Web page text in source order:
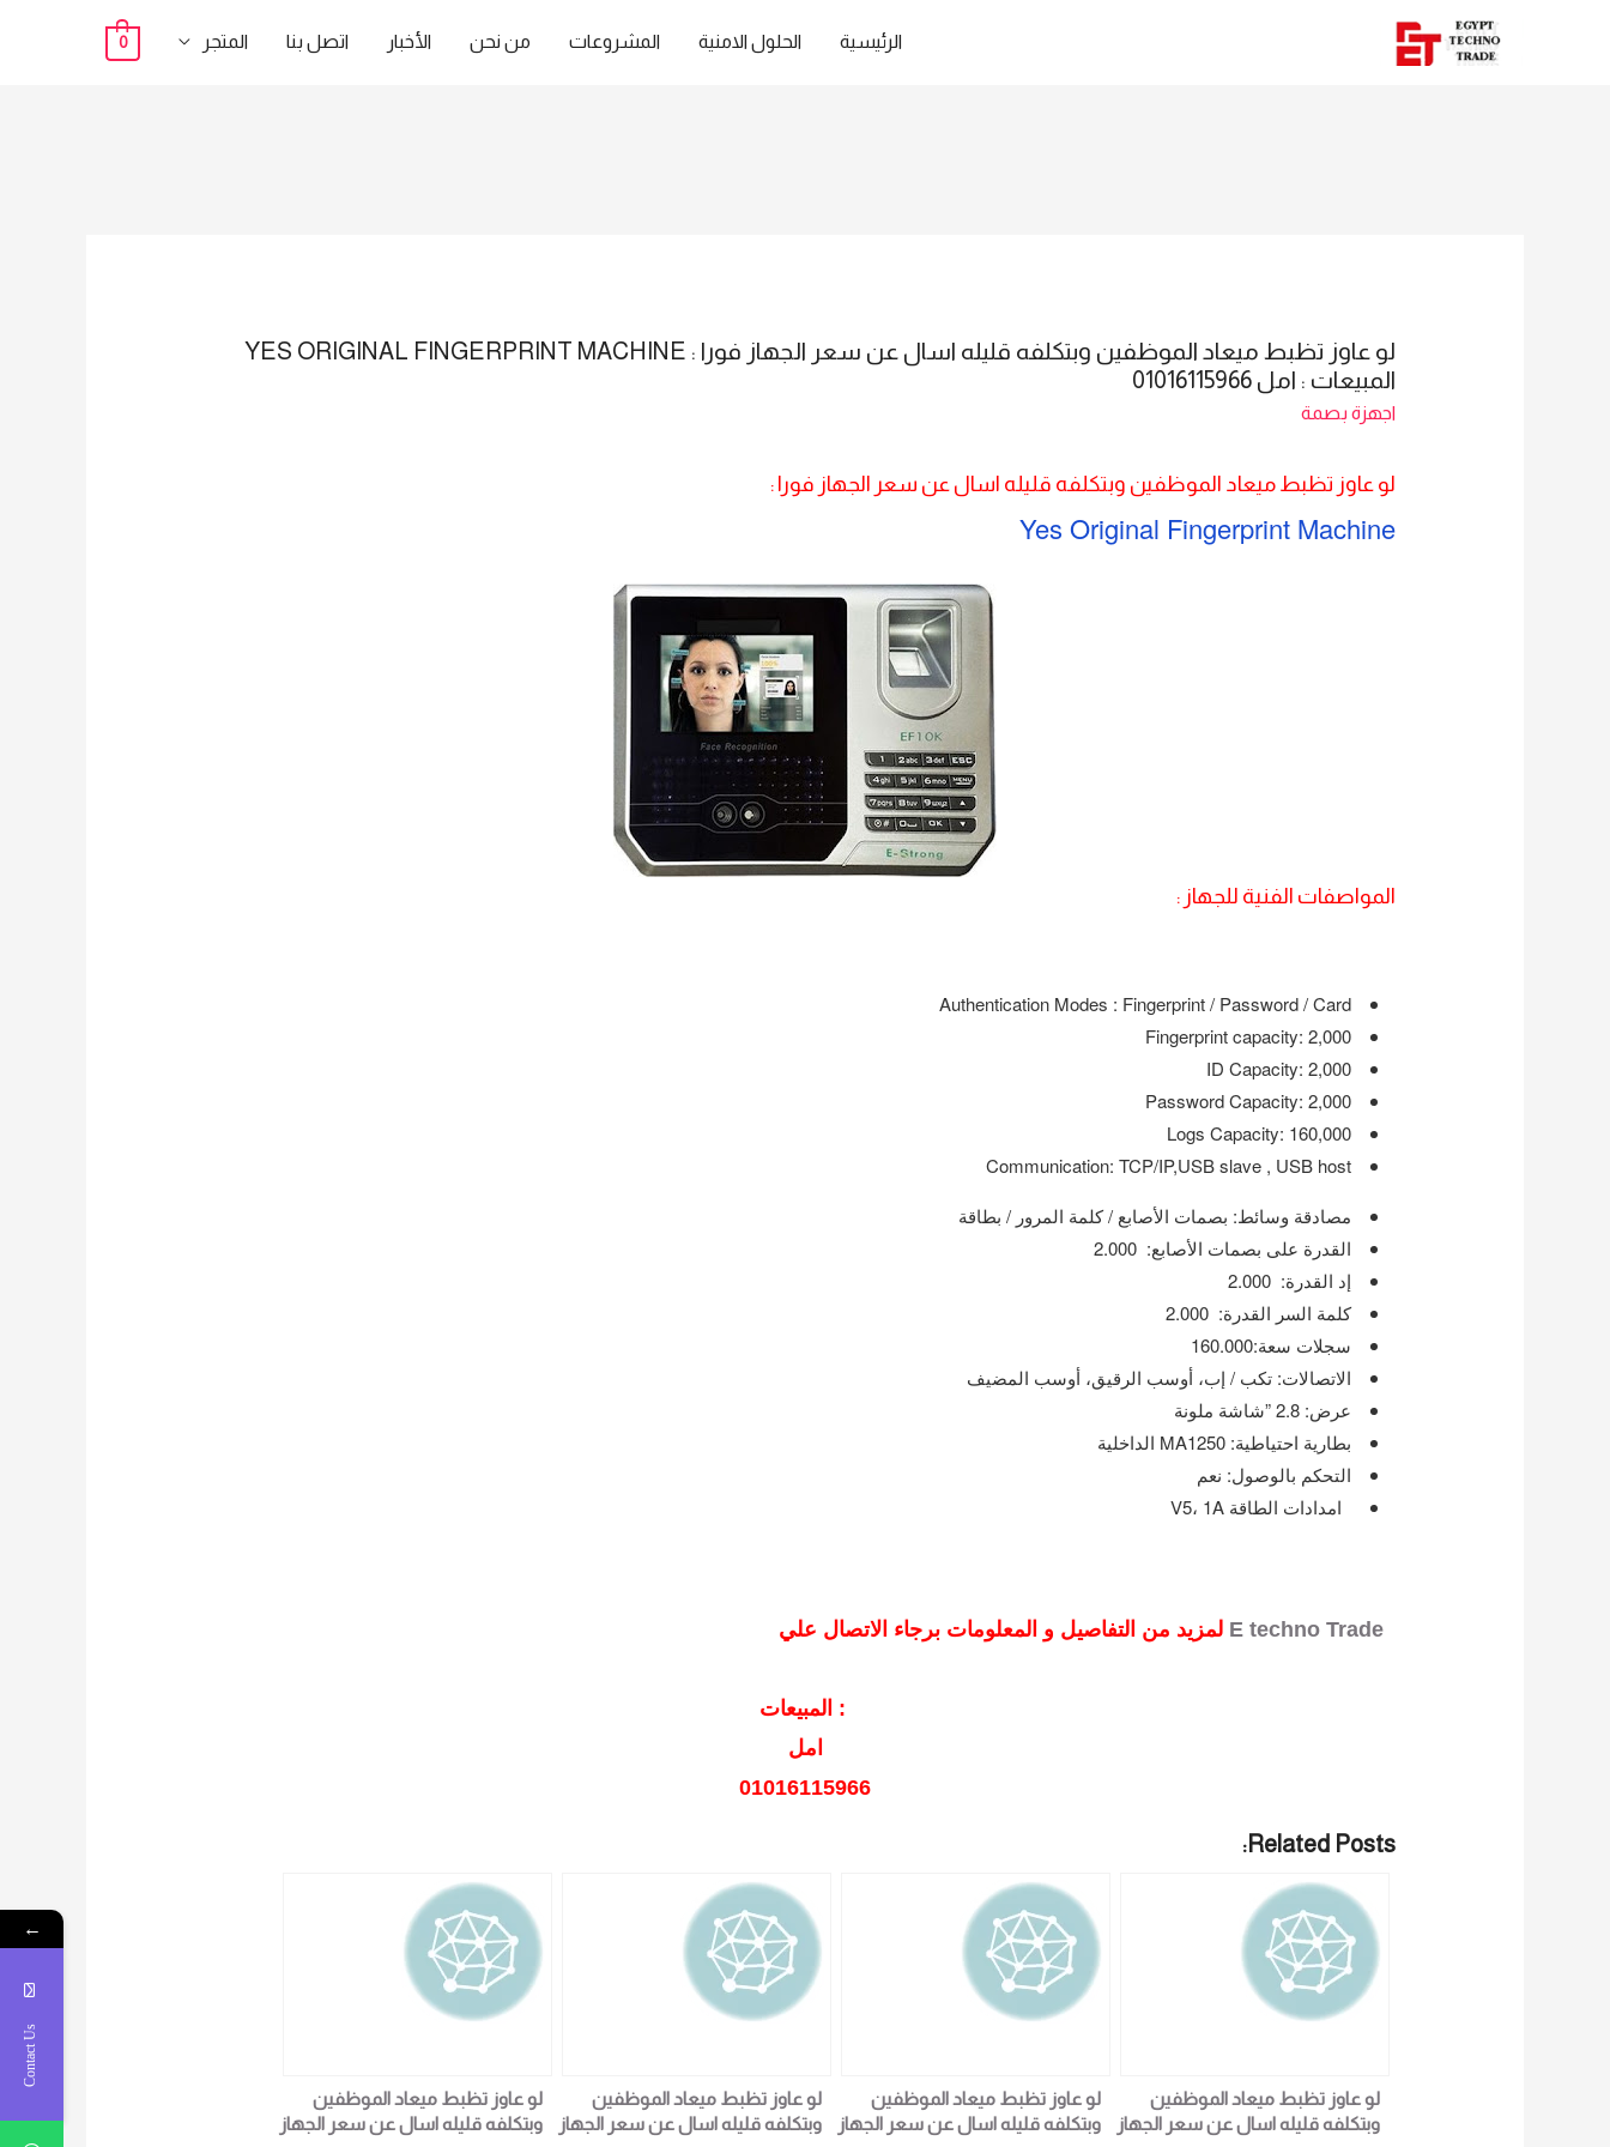
الرئيسية الحلول الامنية المشروعات من نحن الأخبار اتصل بنا المتجر 0
لو عاوز تظبط ميعاد الموظفين وبتكلفه قليله اسال عن سعر الجهاز فورا : YES ORIGINAL FINGERPRINT MACHINE
المبيعات : امل 01016115966
اجهزة بصمة
لو عاوز تظبط ميعاد الموظفين وبتكلفه قليله اسال عن سعر الجهاز فورا :
Yes Original Fingerprint Machine
المواصفات الفنية للجهاز :
Authentication Modes ‎‎:‎‎ Fingerprint / Password / Card
Fingerprint capacity‎‎:‎‎ 2‎‎,‎‎000
ID Capacity‎‎:‎‎ 2‎‎,‎‎000
Password Capacity‎‎:‎‎ 2‎‎,‎‎000
Logs Capacity‎‎:‎‎ 160‎‎,‎‎000
Communication‎‎:‎‎ TCP/IP‎‎,‎‎USB slave ‎‎,‎‎ USB host
مصادقة وسائط‏:‏ بصمات الأصابع / كلمة المرور / بطاقة
القدرة على بصمات الأصابع‏:‏ 2.000
إد القدرة‏:‏ 2.000
كلمة السر القدرة‏:‏ 2.000
سجلات سعة‏:‏160.000
الاتصالات‏:‏ تكب / إب، أوسب الرقيق، أوسب المضيف
عرض‏:‏ 2.8 ‏”‏شاشة ملونة
بطارية احتياطية‏:‏ MA1250 الداخلية
التحكم بالوصول‏:‏ نعم
امدادات الطاقة V5، 1A
E techno Trade
المبيعات :
امل
01016115966
Related Posts:
لو عاوز تظبط ميعاد الموظفين
وبتكلفه قليله اسال عن سعر الجهاز
لو عاوز تظبط ميعاد الموظفين
وبتكلفه قليله اسال عن سعر الجهاز
لو عاوز تظبط ميعاد الموظفين
وبتكلفه قليله اسال عن سعر الجهاز
لو عاوز تظبط ميعاد الموظفين
وبتكلفه قليله اسال عن سعر الجهاز
←
Contact Us